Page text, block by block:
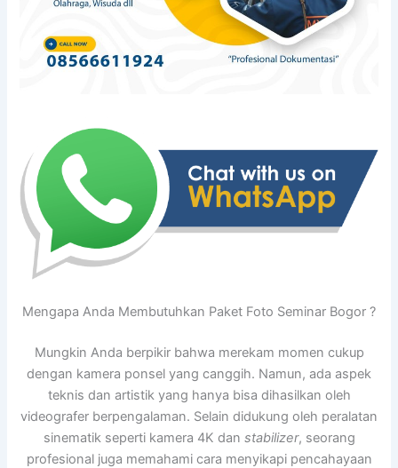
Mengapa Anda Membutuhkan Paket Foto Seminar Bogor ?
Mungkin Anda berpikir bahwa merekam momen cukup
dengan kamera ponsel yang canggih. Namun, ada aspek
teknis dan artistik yang hanya bisa dihasilkan oleh
videografer berpengalaman. Selain didukung oleh peralatan
sinematik seperti kamera 4K dan stabilizer, seorang
profesional juga memahami cara menyikapi pencahayaan